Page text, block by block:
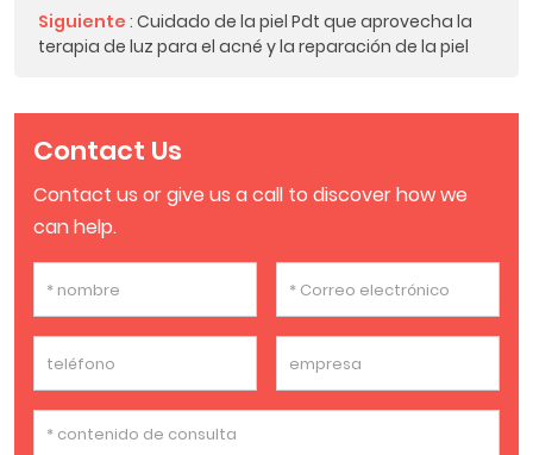
Siguiente : Cuidado de la piel Pdt que aprovecha la
terapia de luz para el acné y la reparación de la piel
Contact Us
Contact us or give us a call to discover how we
can help.